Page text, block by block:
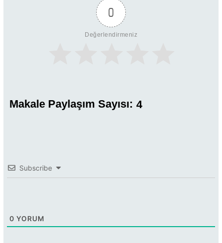
0
Değerlendirmeniz
Makale Paylaşım Sayısı: 4
Subscribe
0 YORUM